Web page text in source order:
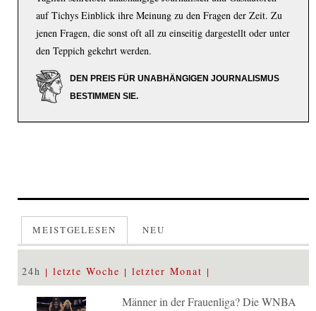
auf Tichys Einblick ihre Meinung zu den Fragen der Zeit. Zu
jenen Fragen, die sonst oft all zu einseitig dargestellt oder unter
den Teppich gekehrt werden.
DEN PREIS FÜR UNABHÄNGIGEN JOURNALISMUS
BESTIMMEN SIE.
MEISTGELESEN NEU
24h letzte Woche letzter Monat
Männer in der Frauenliga? Die WNBA